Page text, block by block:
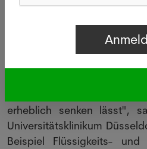
haben, allerdings nicht
Andere Experten
Erkennung und
erheblich senken lässt",
Universitätsklinikum
Beispiel Flüssigkeits- und